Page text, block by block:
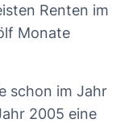
Renten im
Monate
schon im Jahr
2005 eine